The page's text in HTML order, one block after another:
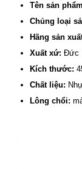
Tên sản
Chủng loại
Hãng sản
Xuất xứ: Đức
Kích thước:
Chất liệu:
Lông chổi: